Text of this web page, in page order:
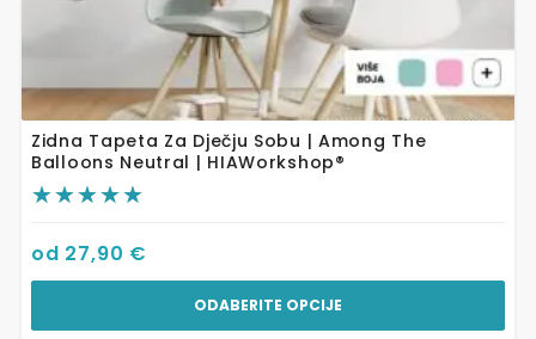
Zidna Tapeta Za Dječju Sobu | Among The
Balloons Neutral | HIAWorkshop®
od 27,90 €
ODABERITE OPCIJE